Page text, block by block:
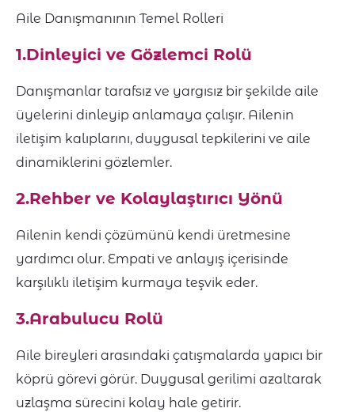
Aile Danışmanının Temel Rolleri
1.Dinleyici ve Gözlemci Rolü
Danışmanlar tarafsız ve yargısız bir şekilde aile
üyelerini dinleyip anlamaya çalışır. Ailenin
iletişim kalıplarını, duygusal tepkilerini ve aile
dinamiklerini gözlemler.
2.Rehber ve Kolaylaştırıcı Yönü
Ailenin kendi çözümünü kendi üretmesine
yardımcı olur. Empati ve anlayış içerisinde
karşılıklı iletişim kurmaya teşvik eder.
3.Arabulucu Rolü
Aile bireyleri arasındaki çatışmalarda yapıcı bir
köprü görevi görür. Duygusal gerilimi azaltarak
uzlaşma sürecini kolay hale getirir.